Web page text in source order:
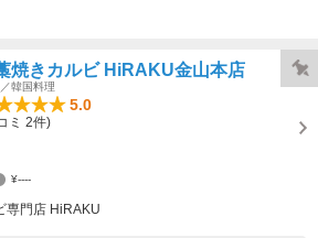
焼きカルビ HiRAKU金山本店
韓国料理
5.0
ミ 2件)
¥----
専門店 HiRAKU